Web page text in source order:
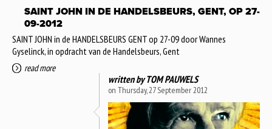
SAINT JOHN IN DE HANDELSBEURS, GENT, OP 27-
09-2012
SAINT JOHN in de HANDELSBEURS GENT op 27-09 door Wannes
Gyselinck, in opdracht van de Handelsbeurs, Gent
read more
written byTOM PAUWELS
on Thursday, 27 September 2012